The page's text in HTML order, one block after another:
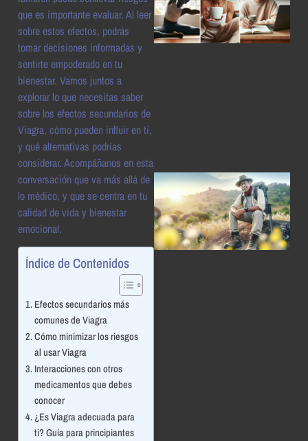
que es importante evaluar. Al leer
sobre estos efectos, podrás
tomar decisiones informadas y
sentirte empoderado en tu
bienestar. Vamos juntos a
explorar lo que necesitas saber
sobre los efectos secundarios de
Viagra, cómo pueden influir en ti,
y qué alternativas podrías
considerar. Acompáñanos en esta
conversación que va más allá de
lo médico, y que se centra en tu
calidad de vida y bienestar
emocional.
Índice de Contenidos
Efectos secundarios más
comunes de Viagra
Cómo minimizar los riesgos
al usar Viagra
Interacciones con otros
medicamentos que debes
conocer
¿Es Viagra adecuada para
ti? Guía para principiantes